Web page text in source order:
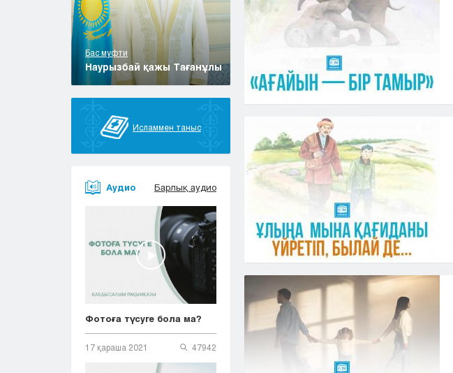
Бас муфти
Наурызбай қажы Тағанұлы
Исламмен таныс
Аудио Барлық аудио
Фотоға түсуге бола ма?
17 қараша 2021 47942